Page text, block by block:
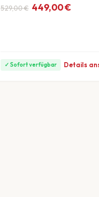
529,00€
Ursprünglicher Preis
449,00€
Aktueller Preis ist:
✓ Sofort verfügbar Details